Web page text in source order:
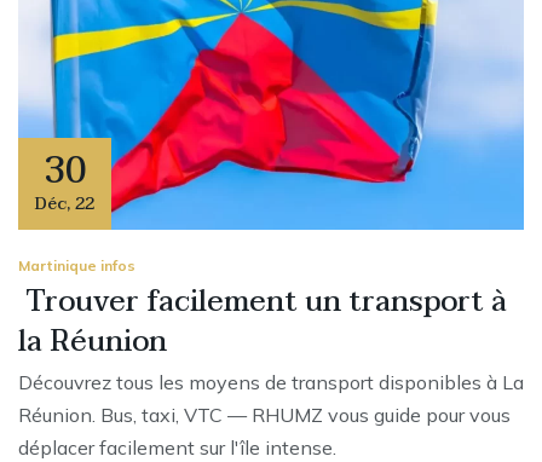
30
Déc,22
Martinique infos
Trouver facilement un transport à
la Réunion
Découvrez tous les moyens de transport disponibles à La
Réunion. Bus, taxi, VTC — RHUMZ vous guide pour vous
déplacer facilement sur l'île intense.